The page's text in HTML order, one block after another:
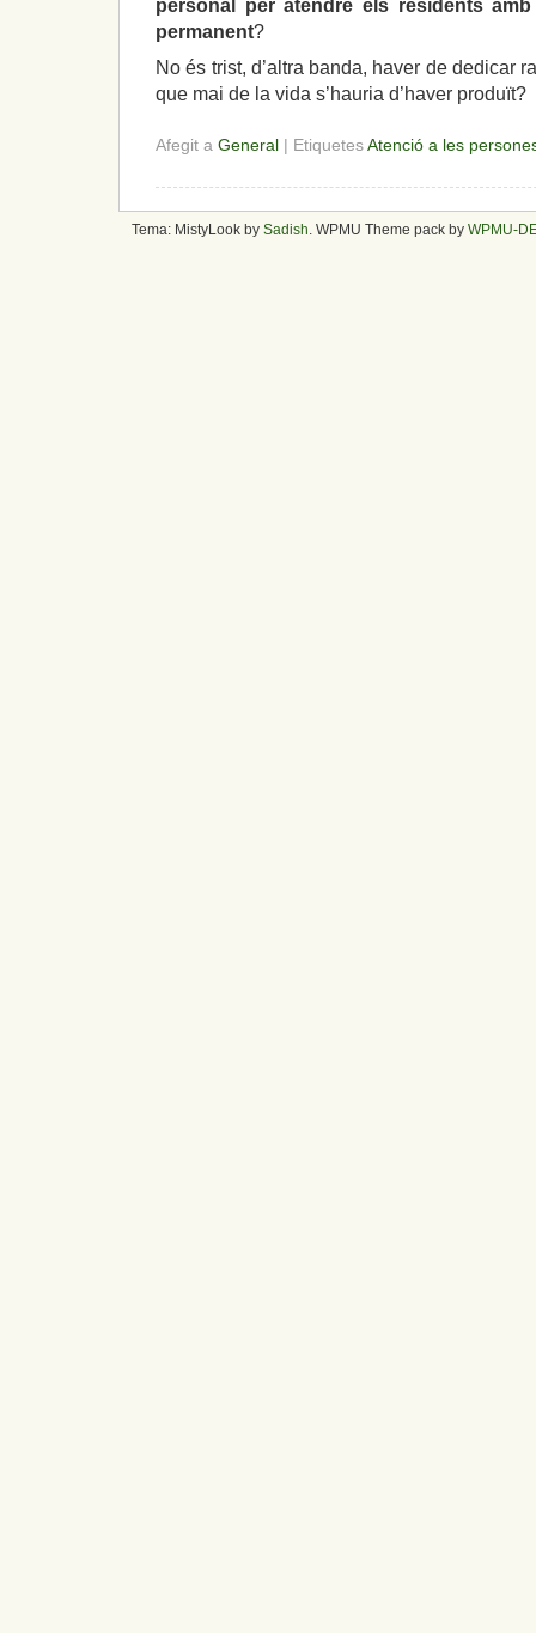
personal per atendre els residents amb
permanent?
No és trist, d’altra banda, haver de dedicar
que mai de la vida s’hauria d’haver produït?
Afegit a General | EtiquetesAtenció a les
Tema: MistyLook by Sadish. WPMU Theme pack by WPMU-